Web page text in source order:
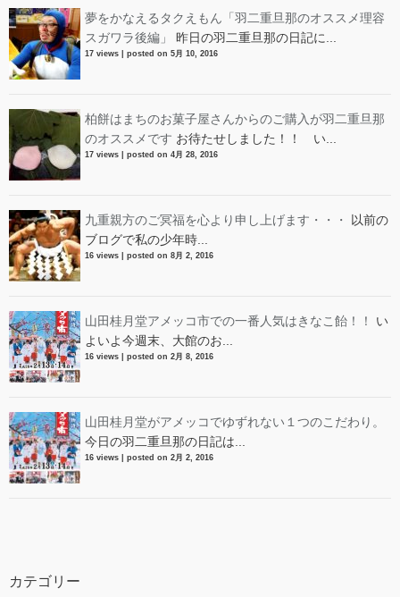
夢をかなえるタクえもん「羽二重旦那のオススメ理容
スガワラ後編」
昨日の羽二重旦那の日記に...
17 views posted on 5月 10, 2016
柏餅はまちのお菓子屋さんからのご購入が羽二重旦那
のオススメです お待たせしました！！ い...
17 views posted on 4月 28, 2016
九重親方のご冥福を心より申し上げます・・・
以前の
ブログで私の少年時...
16 views posted on 8月 2, 2016
山田桂月堂アメッコ市での一番人気はきなこ飴！！
い
よいよ今週末、大館のお...
16 views posted on 2月 8, 2016
山田桂月堂がアメッコでゆずれない１つのこだわり。
今日の羽二重旦那の日記は...
16 views posted on 2月 2, 2016
カテゴリー